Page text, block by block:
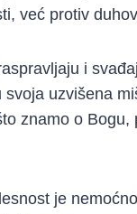
već protiv
i
svoja uzvišena
znamo o Bogu,
je